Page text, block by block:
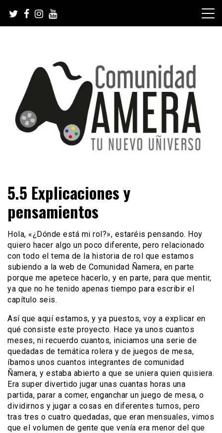
content
Comunidad Ñamera
5.5 Explicaciones y
pensamientos
Hola, «¿Dónde está mi rol?», estaréis pensando. Hoy
quiero hacer algo un poco diferente, pero relacionado
con todo el tema de la historia de rol que estamos
subiendo a la web de Comunidad Ñamera, en parte
porque me apetece hacerlo, y en parte, para que mentir,
ya que no he tenido apenas tiempo para escribir el
capítulo seis.
Así que aquí estamos, y ya puestos, voy a explicar en
qué consiste este proyecto. Hace ya unos cuantos
meses, ni recuerdo cuantos, iniciamos una serie de
quedadas de temática rolera y de juegos de mesa,
íbamos unos cuantos integrantes de comunidad
Ñamera, y estaba abierto a que se uniera quien quisiera.
Era super divertido jugar unas cuantas horas una
partida, parar a comer, enganchar un juego de mesa, o
dividirnos y jugar a cosas en diferentes turnos, pero
tras tres o cuatro quedadas, que eran mensuales, vimos
que el volumen de gente que venía era menor del que